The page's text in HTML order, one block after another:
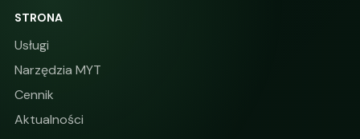
STRONA
Usługi
Narzędzia MYT
Cennik
Aktualności